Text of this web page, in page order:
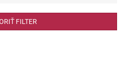
FILTER